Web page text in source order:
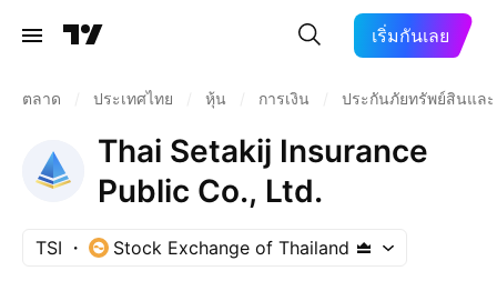
เริ่มกันเลย
ตลาด ประเทศไทย หุ้น การเงิน ประกันภัยทรัพย์สินแล
Thai Setakij Insurance
Public Co., Ltd.
TSI Stock Exchange of Thailand